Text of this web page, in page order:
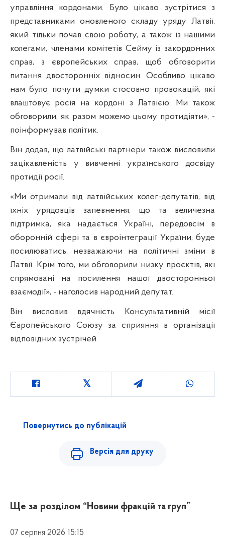
управління кордонами. Було цікаво зустрітися з
представниками оновленого складу уряду Латвії,
який тільки почав свою роботу, а також із нашими
колегами, членами комітетів Сейму із закордонних
справ, з європейських справ, щоб обговорити
питання двосторонніх відносин. Особливо цікаво
нам було почути думки стосовно провокацій, які
влаштовує росія на кордоні з Латвією. Ми також
обговорили, як разом можемо цьому протидіяти», -
поінформував політик.
Він додав, що латвійські партнери також висловили
зацікавленість у вивченні українського досвіду
протидії росії.
«Ми отримали від латвійських колег-депутатів, від
їхніх урядовців запевнення, що та величезна
підтримка, яка надається Україні, передовсім в
оборонній сфері та в євроінтеграції України, буде
посилюватись, незважаючи на політичні зміни в
Латвії. Крім того, ми обговорили низку проєктів, які
спрямовані на посилення нашої двосторонньої
взаємодії», - наголосив народний депутат.
Він висловив вдячність Консультативній місії
Європейського Союзу за сприяння в організації
відповідних зустрічей.
Повернутись до публікацій
Версія для друку
Ще за розділом “Новини фракцій та груп”
07 серпня 2026 15:15